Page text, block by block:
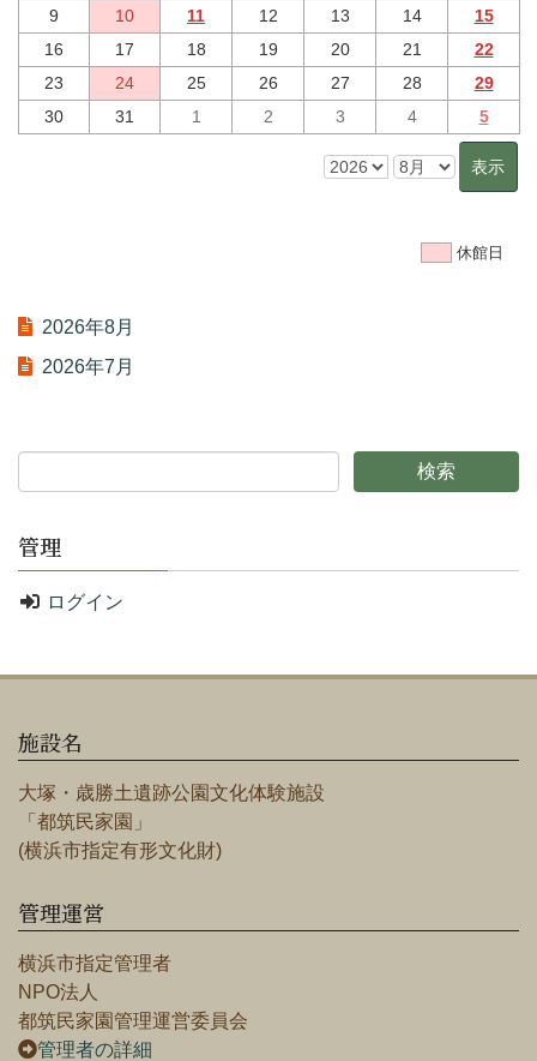
9
10 11 12 13 14
15
16
17 18 19 20 21
22
23
24 25 26 27 28
29
30
31 1 2 3 4 5
休館日
2026年8月
2026年7月
管理
ログイン
施設名
大塚・歳勝土遺跡公園文化体験施設
「都筑民家園」
(横浜市指定有形文化財)
管理運営
横浜市指定管理者
NPO法人
都筑民家園管理運営委員会
管理者の詳細